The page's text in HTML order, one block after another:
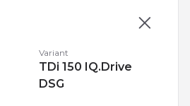
Variant
TDi 150 IQ.Drive
DSG